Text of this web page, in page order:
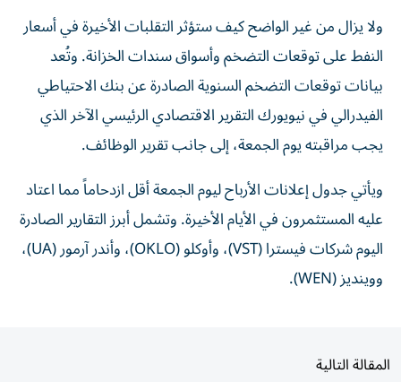
ولا يزال من غير الواضح كيف ستؤثر التقلبات الأخيرة في أسعار
النفط على توقعات التضخم وأسواق سندات الخزانة. وتُعد
بيانات توقعات التضخم السنوية الصادرة عن بنك الاحتياطي
الفيدرالي في نيويورك التقرير الاقتصادي الرئيسي الآخر الذي
يجب مراقبته يوم الجمعة، إلى جانب تقرير الوظائف.
ويأتي جدول إعلانات الأرباح ليوم الجمعة أقل ازدحاماً مما اعتاد
عليه المستثمرون في الأيام الأخيرة. وتشمل أبرز التقارير الصادرة
اليوم شركات فيسترا (VST)، وأوكلو (OKLO)، وأندر آرمور (UA)،
ووينديز (WEN).
المقالة التالية